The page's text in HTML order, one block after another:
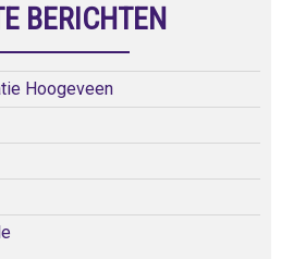
BERICHTEN
Hoogeveen